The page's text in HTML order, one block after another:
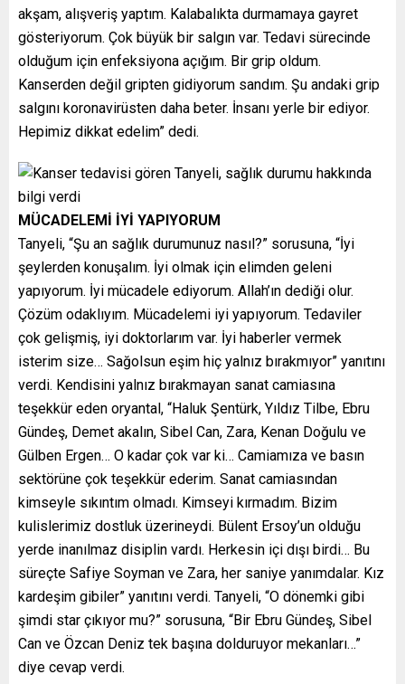
akşam, alışveriş yaptım. Kalabalıkta durmamaya gayret
gösteriyorum. Çok büyük bir salgın var. Tedavi sürecinde
olduğum için enfeksiyona açığım. Bir grip oldum.
Kanserden değil gripten gidiyorum sandım. Şu andaki grip
salgını koronavirüsten daha beter. İnsanı yerle bir ediyor.
Hepimiz dikkat edelim” dedi.
MÜCADELEMİ İYİ YAPIYORUM
Tanyeli, “Şu an sağlık durumunuz nasıl?” sorusuna, “İyi
şeylerden konuşalım. İyi olmak için elimden geleni
yapıyorum. İyi mücadele ediyorum. Allah’ın dediği olur.
Çözüm odaklıyım. Mücadelemi iyi yapıyorum. Tedaviler
çok gelişmiş, iyi doktorlarım var. İyi haberler vermek
isterim size… Sağolsun eşim hiç yalnız bırakmıyor” yanıtını
verdi. Kendisini yalnız bırakmayan sanat camiasına
teşekkür eden oryantal, “Haluk Şentürk, Yıldız Tilbe, Ebru
Gündeş, Demet akalın, Sibel Can, Zara, Kenan Doğulu ve
Gülben Ergen… O kadar çok var ki… Camiamıza ve basın
sektörüne çok teşekkür ederim. Sanat camiasından
kimseyle sıkıntım olmadı. Kimseyi kırmadım. Bizim
kulislerimiz dostluk üzerineydi. Bülent Ersoy’un olduğu
yerde inanılmaz disiplin vardı. Herkesin içi dışı birdi… Bu
süreçte Safiye Soyman ve Zara, her saniye yanımdalar. Kız
kardeşim gibiler” yanıtını verdi. Tanyeli, “O dönemki gibi
şimdi star çıkıyor mu?” sorusuna, “Bir Ebru Gündeş, Sibel
Can ve Özcan Deniz tek başına dolduruyor mekanları…”
diye cevap verdi.